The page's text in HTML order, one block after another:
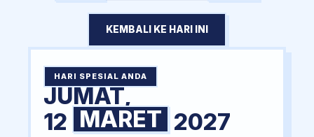
KEMBALI KE HARI INI
HARI SPESIAL ANDA
JUMAT,
12 MARET 2027